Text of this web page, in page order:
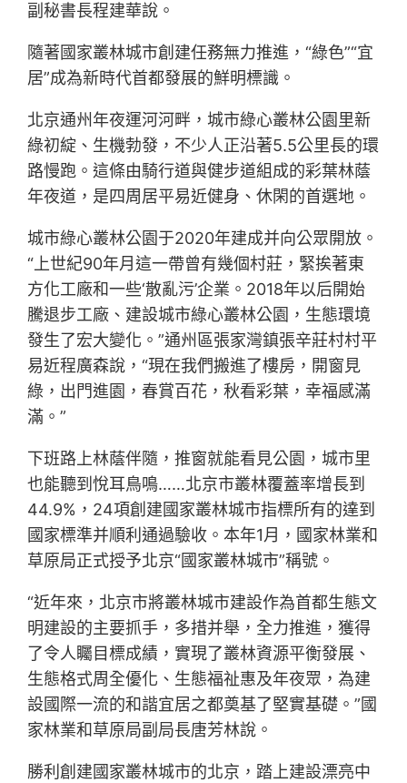
副秘書長程建華說。
隨著國家叢林城市創建任務無力推進，“綠色”“宜
居”成為新時代首都發展的鮮明標識。
北京通州年夜運河河畔，城市綠心叢林公園里新
綠初綻、生機勃發，不少人正沿著5.5公里長的環
路慢跑。這條由騎行道與健步道組成的彩葉林蔭
年夜道，是四周居平易近健身、休閑的首選地。
城市綠心叢林公園于2020年建成并向公眾開放。
“上世紀90年月這一帶曾有幾個村莊，緊挨著東
方化工廠和一些‘散亂污’企業。2018年以后開始
騰退步工廠、建設城市綠心叢林公園，生態環境
發生了宏大變化。”通州區張家灣鎮張辛莊村村平
易近程廣森說，“現在我們搬進了樓房，開窗見
綠，出門進園，春賞百花，秋看彩葉，幸福感滿
滿。”
下班路上林蔭伴隨，推窗就能看見公園，城市里
也能聽到悅耳鳥鳴……北京市叢林覆蓋率增長到
44.9%，24項創建國家叢林城市指標所有的達到
國家標準并順利通過驗收。本年1月，國家林業和
草原局正式授予北京“國家叢林城市”稱號。
“近年來，北京市將叢林城市建設作為首都生態文
明建設的主要抓手，多措并舉，全力推進，獲得
了令人矚目標成績，實現了叢林資源平衡發展、
生態格式周全優化、生態福祉惠及年夜眾，為建
設國際一流的和諧宜居之都奠基了堅實基礎。”國
家林業和草原局副局長唐芳林說。
勝利創建國家叢林城市的北京，踏上建設漂亮中